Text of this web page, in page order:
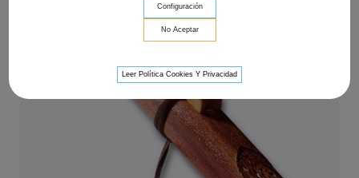
Configuración
No Aceptar
Leer Política Cookies Y Privacidad